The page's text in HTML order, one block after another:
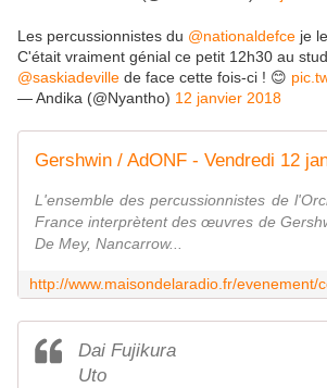
Les percussionnistes du @nationaldefce je
C'était vraiment génial ce petit 12h30 au
@saskiadeville de face cette fois-ci ! 😊
— Andika (@Nyantho) 12 janvier 2018
L'ensemble des percussionnistes de
France interprètent des œuvres de
De Mey, Nancarrow...
Dai Fujikura
Uto